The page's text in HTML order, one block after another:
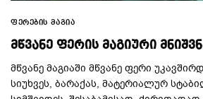
ᲤᲔᲠᲔᲑᲘᲡ ᲛᲐᲒᲘᲐ
ᲛᲬᲕᲐᲜᲔ ᲤᲔᲠᲘᲡ ᲛᲐᲒᲘᲣᲠᲘ
მწვანე მაგიაში მწვანე ფერი
სიუხვეს, ბარაქას, მატერიალურ